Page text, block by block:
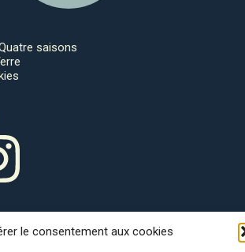
le consentement aux cookies
saisons